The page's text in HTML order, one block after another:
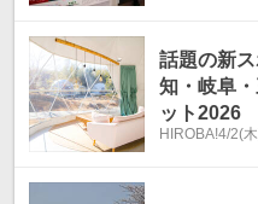
話題の新
知・岐阜
ット2026
HIROBA!4/2(